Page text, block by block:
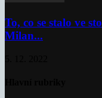
To, co se stalo ve
Milan...